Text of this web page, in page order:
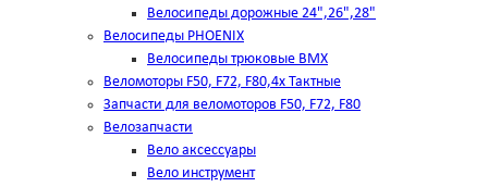
Велосипеды дорожные 24",26",28"
Велосипеды PHOENIX
Велосипеды трюковые BMX
Веломоторы F50, F72, F80,4х Тактные
Запчасти для веломоторов F50, F72, F80
Велозапчасти
Вело аксессуары
Вело инструмент